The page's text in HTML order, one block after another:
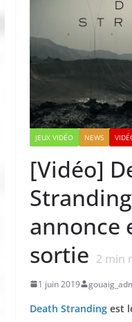
JEUX VIDÉO NEWS
[Vidéo]
annonce
sortie 2 min
1 juin 2019
Death Strandingest